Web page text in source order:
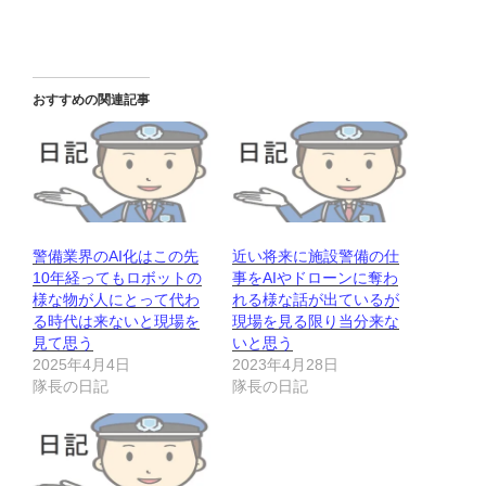
おすすめの関連記事
警備業界のAI化はこの先
10年経ってもロボットの
様な物が人にとって代わ
る時代は来ないと現場を
見て思う
2025年4月4日
隊長の日記
近い将来に施設警備の仕
事をAIやドローンに奪わ
れる様な話が出ているが
現場を見る限り当分来な
いと思う
2023年4月28日
隊長の日記